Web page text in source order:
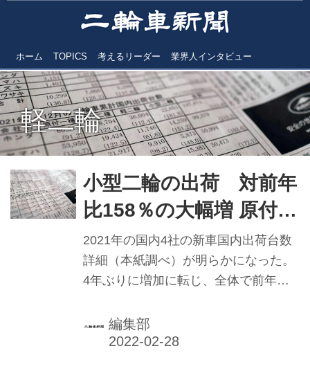
ホーム TOPICS 考えるリーダー 業界人インタビュー
軽二輪
小型二輪の出荷 対前年
比158％の大幅増 原付二
種は13年ぶりに12万台
レベル
2021年の国内4社の新車国内出荷台数
詳細（本紙調べ）が明らかになった。
4年ぶりに増加に転じ、全体で前年比5
と、大幅に伸長した。特に目立ったの
が小型二輪で、21年は1999年の5万
編集部